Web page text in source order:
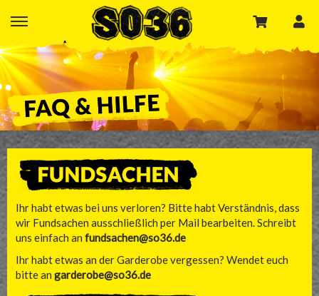
Ihr habt etwas bei uns verloren? Bitte habt Verständnis, dass
wir Fundsachen ausschließlich per Mail bearbeiten. Schreibt
uns einfach an fundsachen@so36.de
Ihr habt etwas an der Garderobe vergessen? Wendet euch
bitte an garderobe@so36.de